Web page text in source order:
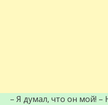
– Я думал, что он мой! –